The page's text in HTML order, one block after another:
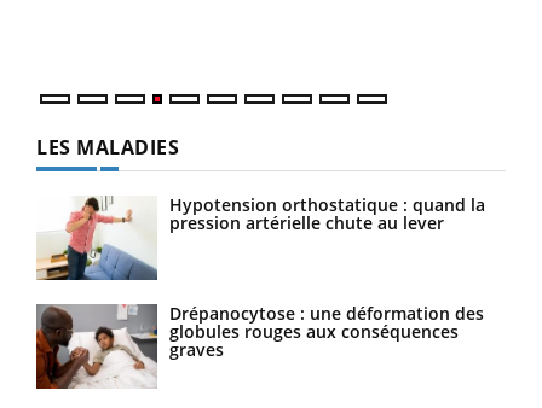
LES MALADIES
Hypotension orthostatique : quand la
pression artérielle chute au lever
Drépanocytose : une déformation des
globules rouges aux conséquences
graves